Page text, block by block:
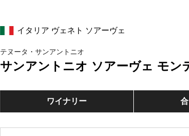
イタリア ヴェネト ソアーヴェ
テヌータ・サンアントニオ
サンアントニオ ソアーヴェ モン
ワイナリー